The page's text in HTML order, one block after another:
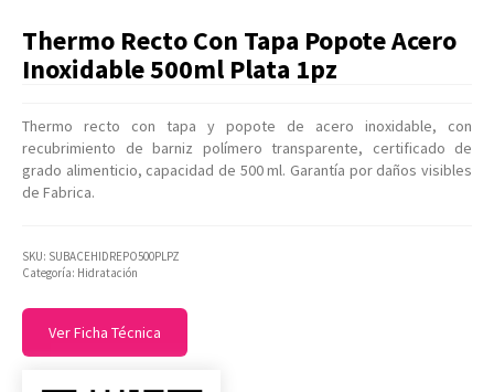
Thermo Recto Con Tapa Popote Acero
Inoxidable 500ml Plata 1pz
Thermo recto con tapa y popote de acero inoxidable, con
recubrimiento de barniz polímero transparente, certificado de
grado alimenticio, capacidad de 500 ml. Garantía por daños visibles
de Fabrica.
SKU: SUBACEHIDREPO500PLPZ
Categoría: Hidratación
Ver Ficha Técnica